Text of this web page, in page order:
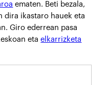
ematen. Beti bezala,
dira ikastaro hauek eta
Giro ederrean pasa
etaelkarrizketa